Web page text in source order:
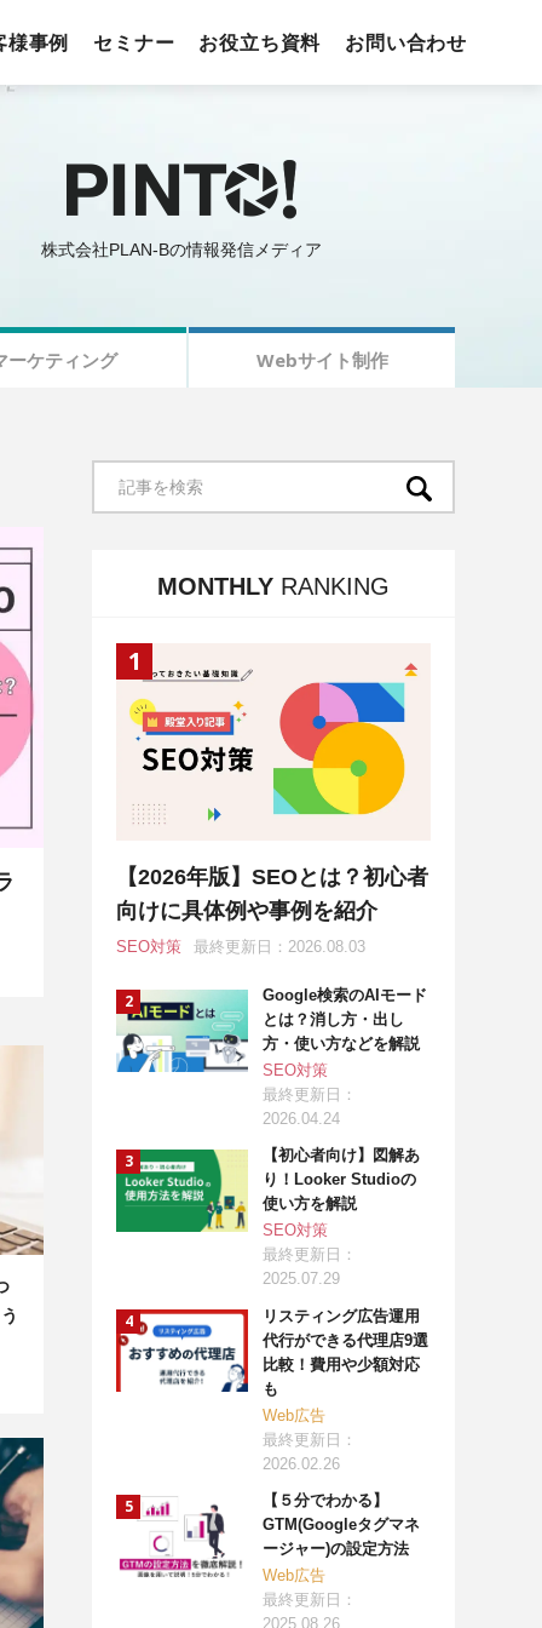
様事例 セミナー お役立ち資料 お問い合わせ
株式会社PLAN-Bの情報発信メディア
ーケティング Webサイト制作
MONTHLY RANKING
【2026年版】SEOとは？初心者
向けに具体例や事例を紹介
SEO対策 最終更新日：2026.08.03
Google検索のAIモード
とは？消し方・出し
方・使い方などを解説
SEO対策
最終更新日：
2026.04.24
【初心者向け】図解あ
り！Looker Studioの
使い方を解説
SEO対策
最終更新日：
2025.07.29
リスティング広告運用
代行ができる代理店9選
比較！費用や少額対応
も
Web広告
最終更新日：
2026.02.26
【５分でわかる】
GTM(Googleタグマネ
ージャー)の設定方法
Web広告
最終更新日：
2025.08.26